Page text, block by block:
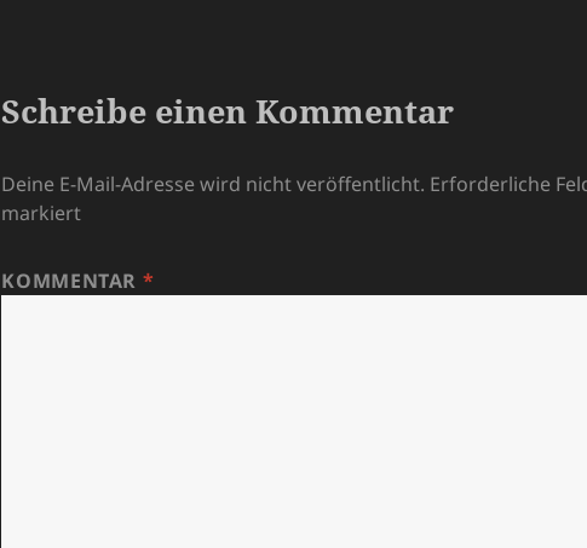
Schreibe einen Kommentar
Deine E-Mail-Adresse wird nicht veröffentlicht. Erforderliche
markiert
KOMMENTAR *